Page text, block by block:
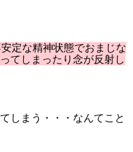
定な精神状態でおまじな
てしまったり念が反射し
しまう・・・なんてこと